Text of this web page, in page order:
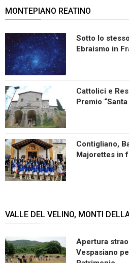
MONTEPIANO REATINO
Sotto lo
Ebraismo in
Cattolici e
Premio
Contigliano,
Majorettes in
VALLE DEL VELINO, MONTI
Apertura
Vespasiano